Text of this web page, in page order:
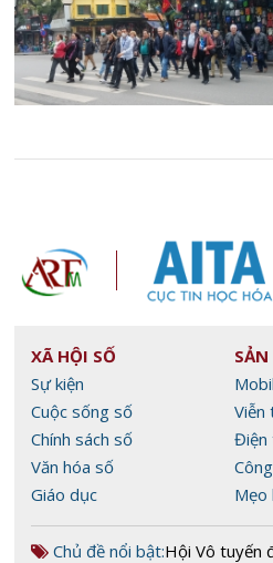
XÃ HỘI SỐ
Sự kiện
Cuộc sống số
Chính sách số
Văn hóa số
Giáo dục
Viễn
Điện
Mẹo
Chủ đề nổi bật:Hội Vô tuyến